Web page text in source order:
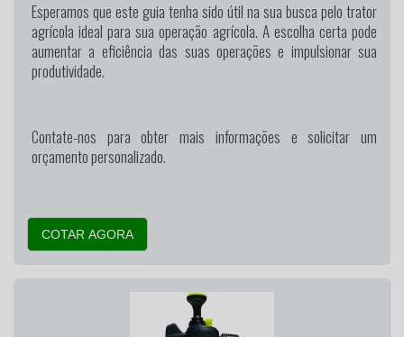
Esperamos que este guia tenha sido útil na sua busca pelo trator
agrícola ideal para sua operação agrícola. A escolha certa pode
aumentar a eficiência das suas operações e impulsionar sua
produtividade.
Contate-nos para obter mais informações e solicitar um
orçamento personalizado.
COTAR AGORA